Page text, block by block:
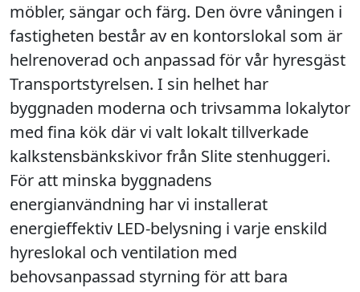
möbler, sängar och färg. Den övre våningen i
fastigheten består av en kontorslokal som är
helrenoverad och anpassad för vår hyresgäst
Transportstyrelsen. I sin helhet har
byggnaden moderna och trivsamma lokalytor
med fina kök där vi valt lokalt tillverkade
kalkstensbänkskivor från Slite stenhuggeri.
För att minska byggnadens
energianvändning har vi installerat
energieffektiv LED-belysning i varje enskild
hyreslokal och ventilation med
behovsanpassad styrning för att bara